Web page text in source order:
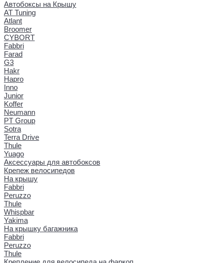
Автобоксы на Крышу
AT Tuning
Atlant
Broomer
CYBORT
Fabbri
Farad
G3
Hakr
Hapro
Inno
Junior
Koffer
Neumann
PT Group
Sotra
Terra Drive
Thule
Yuago
Аксессуары для автобоксов
Крепеж велосипедов
На крышу
Fabbri
Peruzzo
Thule
Whispbar
Yakima
На крышку багажника
Fabbri
Peruzzo
Thule